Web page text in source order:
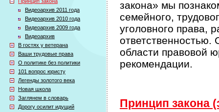
Видеоархив 2011 года
Видеоархив 2010 года
Видеоархив 2009 года
Видеоархив
В гостях у ветерана
Ваши трудовые права
О политике без политики
101 вопрос юристу
Легенды золотого века
Новая школа
Заглянем в словарь
Дорогу осилит идущий
закона» мы
семейного,
уголовного права,
ответственностью.
области правовой
рекомендации.
Принцип закона